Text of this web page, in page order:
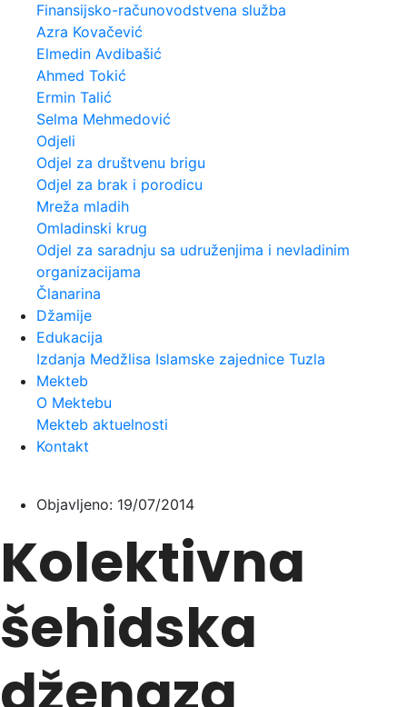
Finansijsko-računovodstvena služba
Azra Kovačević
Elmedin Avdibašić
Ahmed Tokić
Ermin Talić
Selma Mehmedović
Odjeli
Odjel za društvenu brigu
Odjel za brak i porodicu
Mreža mladih
Omladinski krug
Odjel za saradnju sa udruženjima i nevladinim
organizacijama
Članarina
Džamije
Edukacija
Izdanja Medžlisa Islamske zajednice Tuzla
Mekteb
O Mektebu
Mekteb aktuelnosti
Kontakt
Objavljeno: 19/07/2014
Kolektivna
šehidska